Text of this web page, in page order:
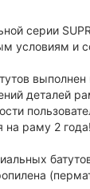
серии
условиям и
деталей
на раму 2